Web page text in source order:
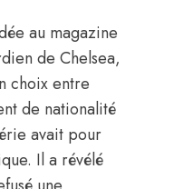
au magazine
de Chelsea,
choix entre
de nationalité
avait pour
Il a révélé